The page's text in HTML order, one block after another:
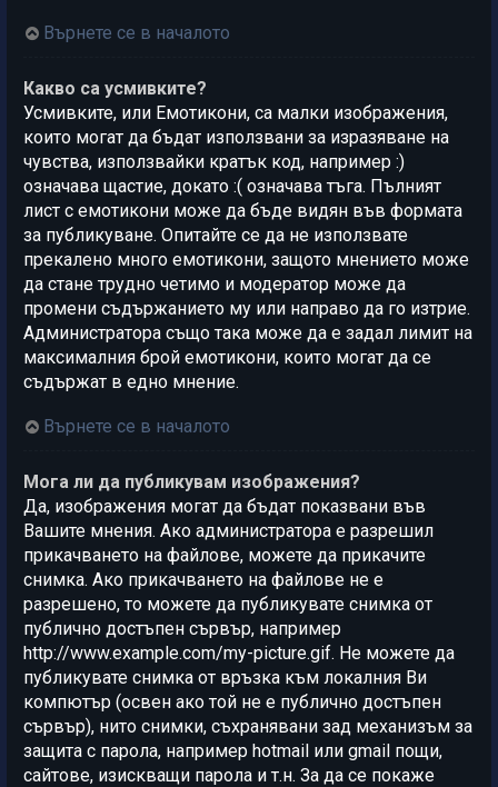
Върнете се в началото
Какво са усмивките?
Усмивките, или Емотикони, са малки изображения,
които могат да бъдат използвани за изразяване на
чувства, използвайки кратък код, например :)
означава щастие, докато :( означава тъга. Пълният
лист с емотикони може да бъде видян във формата
за публикуване. Опитайте се да не използвате
прекалено много емотикони, защото мнението може
да стане трудно четимо и модератор може да
промени съдържанието му или направо да го изтрие.
Администратора също така може да е задал лимит на
максималния брой емотикони, които могат да се
съдържат в едно мнение.
Върнете се в началото
Мога ли да публикувам изображения?
Да, изображения могат да бъдат показвани във
Вашите мнения. Ако администратора е разрешил
прикачването на файлове, можете да прикачите
снимка. Ако прикачването на файлове не е
разрешено, то можете да публикувате снимка от
публично достъпен сървър, например
http://www.example.com/my-picture.gif. Не можете да
публикувате снимка от връзка към локалния Ви
компютър (освен ако той не е публично достъпен
сървър), нито снимки, съхранявани зад механизъм за
защита с парола, например hotmail или gmail пощи,
сайтове, изискващи парола и т.н. За да се покаже